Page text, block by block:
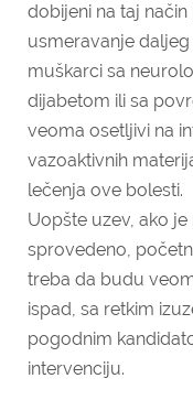
dobijeni na taj
usmeravanje daljeg
muškarci sa
dijabetom ili sa
veoma osetljivi na
vazoaktivnih
lečenja ove bolesti.
Uopšte uzev, ako
sprovedeno,
treba da budu
ispad, sa retkim
pogodnim
intervenciju.